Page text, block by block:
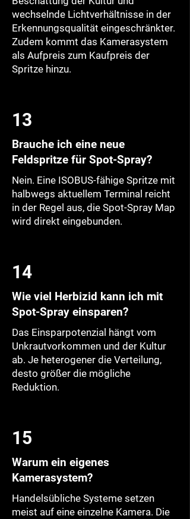
wechselnde Lichtverhältnisse in der
Erkennungsqualität eingeschränkter.
Zudem kommt das Kamerasystem
als Aufpreis zum Kaufpreis der
Spritze hinzu.
13
Brauche ich eine neue
Feldspritze für Spot-Spray?
Nein. Eine ISOBUS-fähige Spritze mit
halbwegs aktuellem Terminal reicht
in der Regel aus, die Spot-Spray Map
wird direkt eingebunden.
14
Wie viel Herbizid kann ich mit
Spot-Spray einsparen?
Das Einsparpotenzial hängt vom
Unkrautvorkommen und der Kultur
ab. Je heterogener die Verteilung,
desto größer die mögliche
Reduktion.
15
Warum ein eigenes
Kamerasystem?
Handelsübliche Systeme setzen
meist auf eine einzelne Kamera. Die